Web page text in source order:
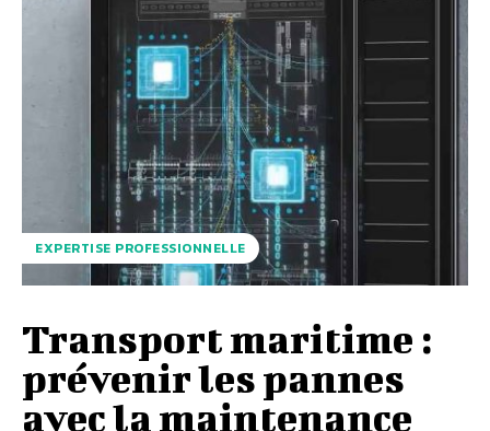
EXPERTISE PROFESSIONNELLE
Transport maritime :
prévenir les pannes
avec la maintenance